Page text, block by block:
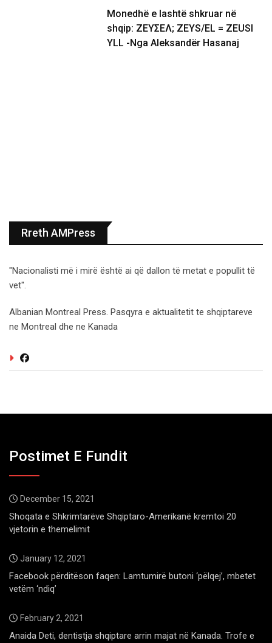
Monedhë e lashtë shkruar në
shqip: ΖΕΥΣΕΛ; ZEYS/EL = ZEUSI
YLL -Nga Aleksandër Hasanaj
Rreth AMPress
"Nacionalisti më i mirë është ai që dallon të metat e popullit të
vet".
Albanian Montreal Press. Pasqyra e aktualitetit te shqiptareve
ne Montreal dhe ne Kanada
Postimet E Fundit
December 15, 2021
Shoqata e Shkrimtarëve Shqiptaro-Amerikanë kremtoi 20
vjetorin e themelimit
January 12, 2021
Facebook përditëson faqen: Lamtumirë butoni ‘pëlqej’, mbetet
vetëm ‘ndiq’
February 2, 2021
Anaida Deti, dentistja shqiptare arrin majat në Kanada. Trofe e